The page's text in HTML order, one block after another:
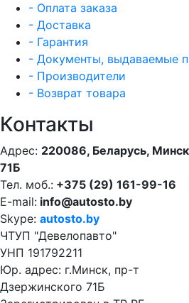
- Оплата заказа
- Доставка
- Гарантия
- Документы, выдаваемые
- Производители
- Возврат товара
Контакты
Адрес: 220086, Беларусь,
71Б
Тел. моб.: +375 (29) 161-99-16
E-mail: info@autosto.by
Skype: autosto.by
ЧТУП "Девелопавто"
УНП 191792211
Юр. адрес: г.Минск, пр-т
Дзержинского 71Б